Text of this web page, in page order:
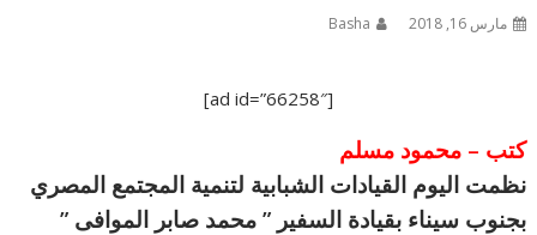
مارس 16, 2018 Basha
[ad id=”66258″]
كتب – محمود مسلم
نظمت اليوم القيادات الشبابية لتنمية المجتمع المصري
بجنوب سيناء بقيادة السفير ” محمد صابر الموافى ”